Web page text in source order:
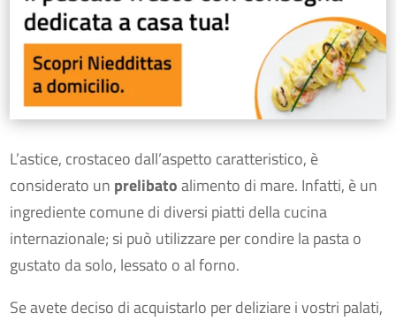
L’astice, crostaceo dall’aspetto caratteristico, è
considerato un prelibatoalimento di mare. Infatti, è un
ingrediente comune di diversi piatti della cucina
internazionale; si può utilizzare per condire la pasta o
gustato da solo, lessato o al forno.
Se avete deciso di acquistarlo per deliziare i vostri palati,